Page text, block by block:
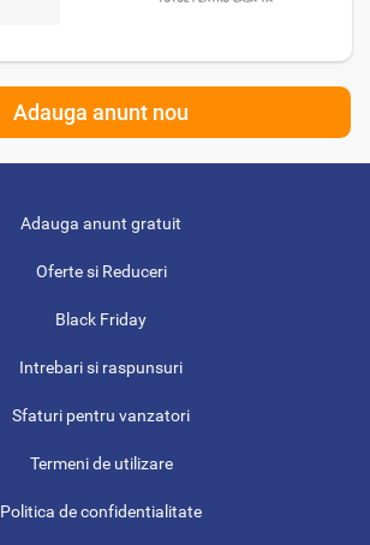
Adauga anunt nou
Adauga anunt gratuit
Oferte si Reduceri
Black Friday
Intrebari si raspunsuri
Sfaturi pentru vanzatori
Termeni de utilizare
Politica de confidentialitate